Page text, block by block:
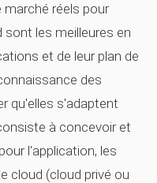
réels pour
sont les meilleures en
et de leur plan de
des
qu'elles s'adaptent
à concevoir et
l'application, les
cloud (cloud privé ou